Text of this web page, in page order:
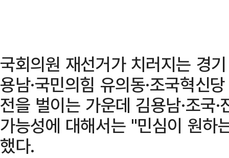
국회의원 재선거가 치러지는 경
용남·국민의힘 유의동·조국혁신
전을 벌이는 가운데 김용남·조국
가능성에 대해서는 "민심이 원하
했다.